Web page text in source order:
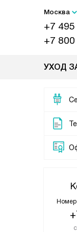
Москва
+7
+7
УХОД
Номер